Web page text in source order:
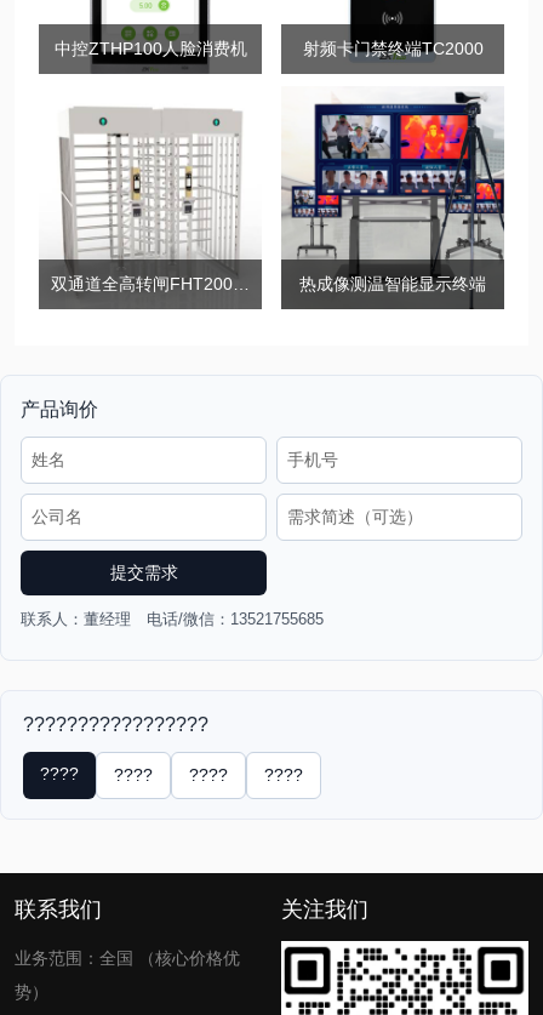
中控ZTHP100人脸消费机 射频卡门禁终端TC2000
热成像测温智能显示终端
产品询价
提交需求
联系人：董经理 电话/微信：13521755685
?????????????????
???? ???? ???? ????
联系我们
业务范围：全国 （核心价格优
势）
关注我们